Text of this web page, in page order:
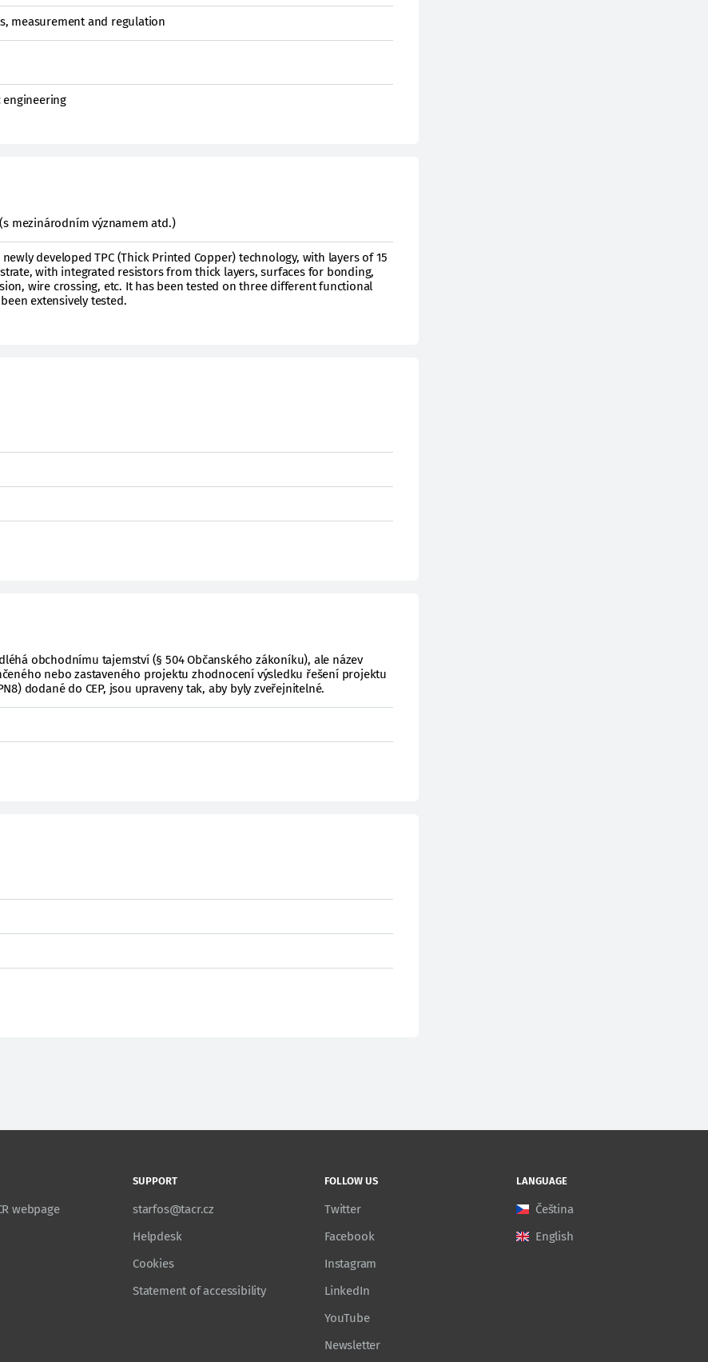
measurement and regulation
engineering
mezinárodním významem atd.)
developed TPC (Thick Printed Copper) technology, with layers of 15
with integrated resistors from thick layers, surfaces for bonding,
wire crossing, etc. It has been tested on three different functional
extensively tested.
obchodnímu tajemství (§ 504 Občanského zákoníku), ale název
nebo zastaveného projektu zhodnocení výsledku řešení projektu
dodané do CEP, jsou upraveny tak, aby byly zveřejnitelné.
webpage
SUPPORT
starfos@tacr.cz
Helpdesk
Cookies
Statement of accessibility
FOLLOW US
Twitter
Facebook
Instagram
LinkedIn
YouTube
Newsletter
LANGUAGE
Čeština
English